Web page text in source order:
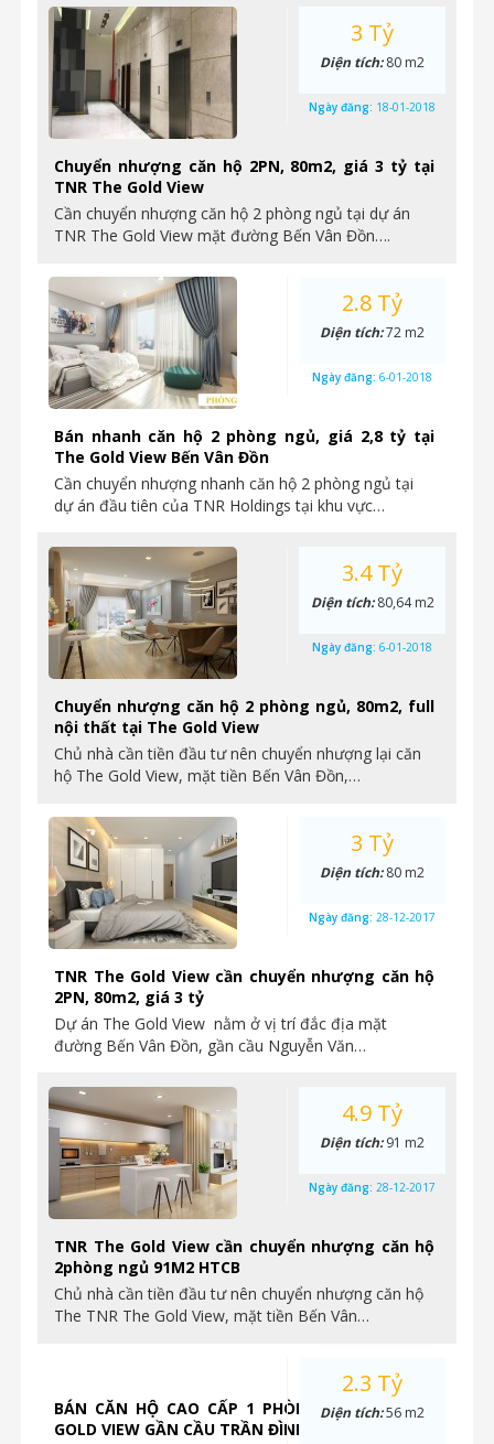
Chuyển nhượng căn hộ 2PN, 80m2, giá 3 tỷ tại
TNR The Gold View
Cần chuyển nhượng căn hộ 2 phòng ngủ tại dự án
TNR The Gold View mặt đường Bến Vân Đồn….
3 Tỷ
Diện tích:80 m2
Ngày đăng: 18-01-2018
Bán nhanh căn hộ 2 phòng ngủ, giá 2,8 tỷ tại
The Gold View Bến Vân Đồn
Cần chuyển nhượng nhanh căn hộ 2 phòng ngủ tại
dự án đầu tiên của TNR Holdings tại khu vực…
2.8 Tỷ
Diện tích:72 m2
Ngày đăng: 6-01-2018
Chuyển nhượng căn hộ 2 phòng ngủ, 80m2, full
nội thất tại The Gold View
Chủ nhà cần tiền đầu tư nên chuyển nhượng lại căn
hộ The Gold View, mặt tiền Bến Vân Đồn,…
3.4 Tỷ
Diện tích:80,64 m2
Ngày đăng: 6-01-2018
TNR The Gold View cần chuyển nhượng căn hộ
2PN, 80m2, giá 3 tỷ
Dự án The Gold View nằm ở vị trí đắc địa mặt
đường Bến Vân Đồn, gần cầu Nguyễn Văn…
3 Tỷ
Diện tích:80 m2
Ngày đăng: 28-12-2017
TNR The Gold View cần chuyển nhượng căn hộ
2phòng ngủ 91M2 HTCB
Chủ nhà cần tiền đầu tư nên chuyển nhượng căn hộ
The TNR The Gold View, mặt tiền Bến Vân…
4.9 Tỷ
Diện tích:91 m2
Ngày đăng: 28-12-2017
BÁN CĂN HỘ CAO CẤP 1 PHÒNG NGỦ TẠI THE
GOLD VIEW GẦN CẦU TRẦN ĐÌNH XU
2.3 Tỷ
Diện tích:56 m2